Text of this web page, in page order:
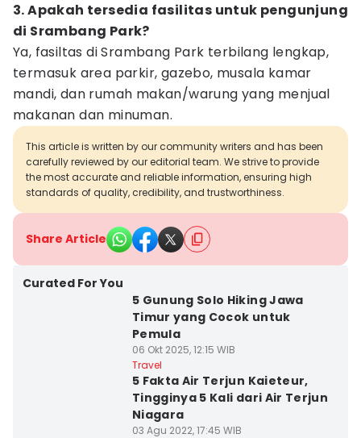
3. Apakah tersedia fasilitas untuk pengunjung
di Srambang Park?
Ya, fasiltas di Srambang Park terbilang lengkap,
termasuk area parkir, gazebo, musala kamar
mandi, dan rumah makan/warung yang menjual
makanan dan minuman.
This article is written by our community writers and has been
carefully reviewed by our editorial team. We strive to provide
the most accurate and reliable information, ensuring high
standards of quality, credibility, and trustworthiness.
Share Article
Curated For You
5 Gunung Solo Hiking Jawa
Timur yang Cocok untuk
Pemula
06 Okt 2025, 12:15 WIB
Travel
5 Fakta Air Terjun Kaieteur,
Tingginya 5 Kali dari Air Terjun
Niagara
03 Agu 2022, 17:45 WIB